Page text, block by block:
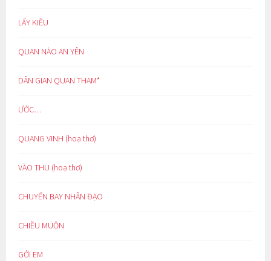
LẨY KIỀU
QUAN NÀO AN YÊN
DÂN GIAN QUAN THAM*
ƯỚC…
QUANG VINH (hoạ thơ)
VÀO THU (hoạ thơ)
CHUYẾN BAY NHÂN ĐẠO
CHIỀU MUỘN
GỞI EM